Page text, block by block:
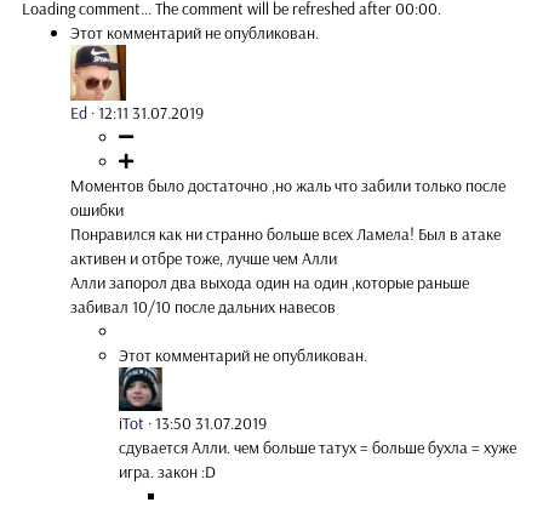
Loading comment...The comment will be refreshed after00:00.
Этот комментарий не опубликован.
Ed ·12:11 31.07.2019
Моментов было достаточно ,но жаль что забили только после
ошибки
Понравился как ни странно больше всех Ламела! Был в атаке
активен и отбре тоже, лучше чем Алли
Алли запорол два выхода один на один ,которые раньше
забивал 10/10 после дальних навесов
Этот комментарий не опубликован.
iTot ·13:50 31.07.2019
сдувается Алли. чем больше татух = больше бухла = хуже
игра. закон :D